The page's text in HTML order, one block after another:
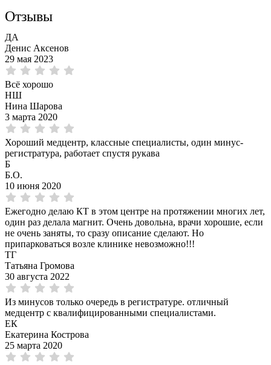
Отзывы
ДА
Денис Аксенов
29 мая 2023
Всё хорошо
НШ
Нина Шарова
3 марта 2020
Хороший медцентр, классные специалисты, один минус-
регистратура, работает спустя рукава
Б
Б.О.
10 июня 2020
Ежегодно делаю КТ в этом центре на протяжении многих лет,
один раз делала магнит. Очень довольна, врачи хорошие, если
не очень заняты, то сразу описание сделают. Но
припарковаться возле клинике невозможно!!!
ТГ
Татьяна Громова
30 августа 2022
Из минусов только очередь в регистратуре. отличный
медцентр с квалифицированными специалистами.
ЕК
Екатерина Кострова
25 марта 2020